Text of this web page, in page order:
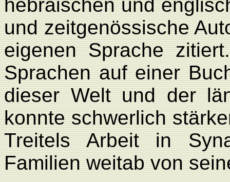
hebräischen und
und zeitgenössische
eigenen Sprache
Sprachen auf einer
dieser Welt und der
konnte schwerlich
Treitels Arbeit in
Familien weitab von